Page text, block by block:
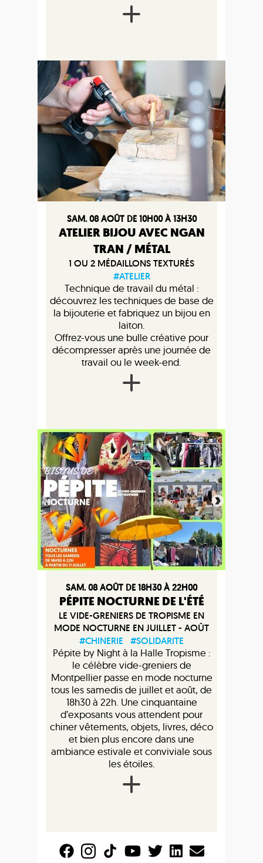
SAM. 08 AOÛT DE 10H00 À 13H30
ATELIER BIJOU AVEC NGAN
TRAN / MÉTAL
1 OU 2 MÉDAILLONS TEXTURÉS
#ATELIER
Technique de travail du métal :
découvrez les techniques de base de
la bijouterie et fabriquez un bijou en
laiton.
Offrez-vous une bulle créative pour
décompresser après une journée de
travail ou le week-end.
SAM. 08 AOÛT DE 18H30 À 22H00
PÉPITE NOCTURNE DE L'ÉTÉ
LE VIDE-GRENIERS DE TROPISME EN
MODE NOCTURNE EN JUILLET - AOÛT
#CHINERIE
#SOLIDARITE
Pépite by Night à la Halle Tropisme :
le célèbre vide-greniers de
Montpellier passe en mode nocturne
tous les samedis de juillet et août, de
18h30 à 22h. Une cinquantaine
d’exposants vous attendent pour
chiner vêtements, objets, livres, déco
et bien plus encore dans une
ambiance estivale et conviviale sous
les étoiles.